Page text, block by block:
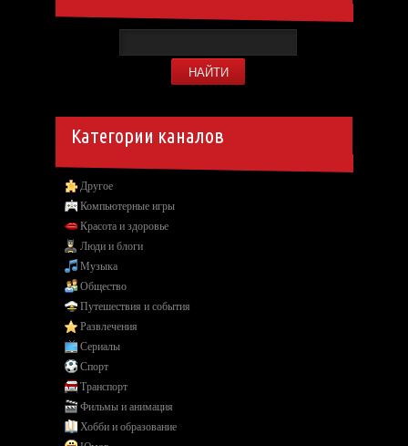
Категории каналов
Другое
Компьютерные игры
Красота и здоровье
Люди и блоги
Музыка
Общество
Путешествия и события
Развлечения
Сериалы
Спорт
Транспорт
Фильмы и анимация
Хобби и образование